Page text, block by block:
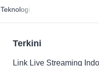
Teknologi
Terkini
Link Live Streaming